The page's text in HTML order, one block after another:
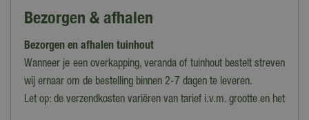
Grenen
Materiaalsoort
Grenen
Plankenscherm
Bezorgen & afhalen
Bezorgen en afhalen tuinhout
Wanneer je een overkapping, veranda of tuinhout bestelt streven
wij ernaar om de bestelling binnen 2-7 dagen te leveren.
Let op: de verzendkosten variëren van tarief i.v.m. grootte en het